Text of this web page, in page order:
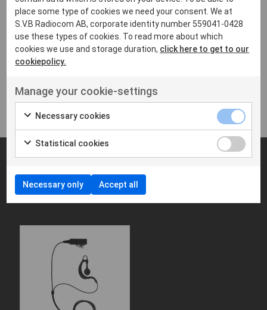
Vikt: 160 g
Nedladdningar
3 MB,PDF
Fungerar bra med
place some type of cookies we need your consent. We at
S.V.B Radiocom AB, corporate identity number 559041-0428
use these types of cookies. To read more about which
cookies we use and storage duration, click here to get to our
cookiepolicy.
Manage your cookie-settings
Necessary cookies
Statistical cookies
Necessary only Accept all